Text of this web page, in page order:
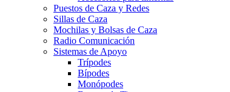
Puestos de Caza y Redes
Sillas de Caza
Mochilas y Bolsas de Caza
Radio Comunicación
Sistemas de Apoyo
Trípodes
Bípodes
Monópodes